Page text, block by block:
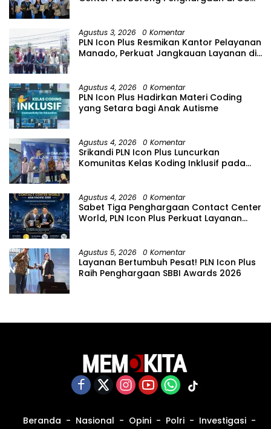
Agustus 3, 2026 0 Komentar
PLN Icon Plus Resmikan Kantor Pelayanan
Manado, Perkuat Jangkauan Layanan di
Agustus 4, 2026 0 Komentar
PLN Icon Plus Hadirkan Materi Coding
yang Setara bagi Anak Autisme
Agustus 4, 2026 0 Komentar
Srikandi PLN Icon Plus Luncurkan
Komunitas Kelas Koding Inklusif pada
Agustus 4, 2026 0 Komentar
Sabet Tiga Penghargaan Contact Center
World, PLN Icon Plus Perkuat Layanan
Agustus 5, 2026 0 Komentar
Layanan Bertumbuh Pesat! PLN Icon Plus
Raih Penghargaan SBBI Awards 2026
Beranda Nasional Opini Polri
Investigasi